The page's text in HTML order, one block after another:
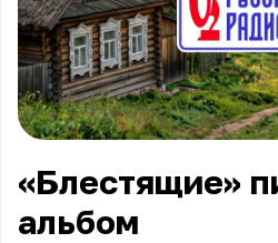
«Блестящие»
альбом